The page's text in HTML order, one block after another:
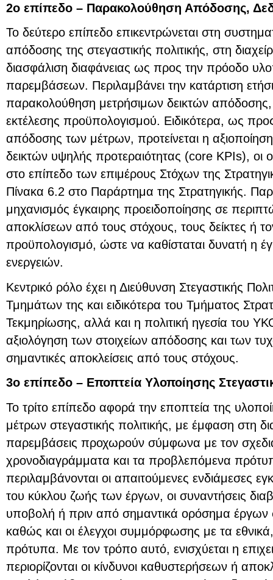
2ο επίπεδο – Παρακολούθηση Απόδοσης,
Το δεύτερο επίπεδο επικεντρώνεται στη
απόδοσης της στεγαστικής πολιτικής, στη
διασφάλιση διαφάνειας ως προς την πρόοδο
παρεμβάσεων. Περιλαμβάνει την κατάρτιση
παρακολούθηση μετρήσιμων δεικτών απόδοσης,
εκτέλεσης προϋπολογισμού. Ειδικότερα, ως
απόδοσης των μέτρων, προτείνεται η
δεικτών υψηλής προτεραιότητας (core KPIs), οι
στο επίπεδο των επιμέρους Στόχων της
Πίνακα 6.2 στο Παράρτημα της Στρατηγικής.
μηχανισμός έγκαιρης προειδοποίησης σε
αποκλίσεων από τους στόχους, τους δείκτες ή
προϋπολογισμό, ώστε να καθίσταται δυνατή η
ενεργειών.
Κεντρικό ρόλο έχει η Διεύθυνση Στεγαστικής
Τμημάτων της και ειδικότερα του Τμήματος
Τεκμηρίωσης, αλλά και η πολιτική ηγεσία του
αξιολόγηση των στοιχείων απόδοσης και των
σημαντικές αποκλείσεις από τους στόχους.
3ο επίπεδο – Εποπτεία Υλοποίησης
Το τρίτο επίπεδο αφορά την εποπτεία της
μέτρων στεγαστικής πολιτικής, με έμφαση στη
παρεμβάσεις προχωρούν σύμφωνα με τον
χρονοδιαγράμματα και τα προβλεπόμενα
περιλαμβάνονται οι απαιτούμενες ενδιάμεσες
του κύκλου ζωής των έργων, οι συναντήσεις
υποβολή ή πριν από σημαντικά ορόσημα έργων
καθώς και οι έλεγχοι συμμόρφωσης με τα εθνικά,
πρότυπα. Με τον τρόπο αυτό, ενισχύεται η
περιορίζονται οι κίνδυνοι καθυστερήσεων ή